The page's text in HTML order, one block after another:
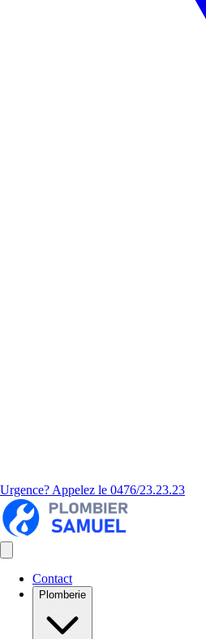
Urgence? Appelez le 0476/23.23.23
Contact
Plomberie